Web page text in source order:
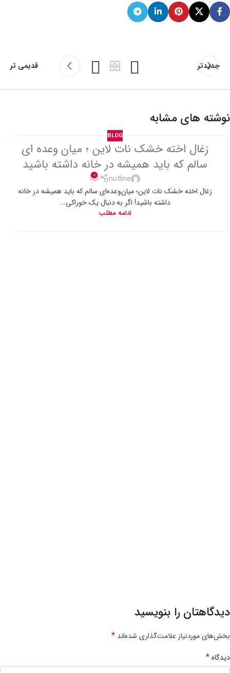
جدیدتر قدیمی تر
نوشته های مشابه
BLOG
زغال اخته خشک نات لاین ؛ میان وعده ای
سالم که باید همیشه در خانه داشته باشید
nutline
0
زغال اخته خشک نات لاین؛ میان‌وعده‌ای سالم که باید همیشه در خانه
داشته باشید! اگر به دنبال یک خوراکی...
ادامه مطلب
دیدگاهتان را بنویسید
بخش‌های موردنیاز علامت‌گذاری شده‌اند*
دیدگاه*